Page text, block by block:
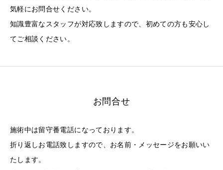
気軽にお問合せください。
知識豊富なスタッフが対応致しますので、初めての方も安心し
てご相談ください。
お問合せ
施術中は留守番電話になっております。
折り返しお電話致しますので、お名前・メッセージをお願いい
たします。